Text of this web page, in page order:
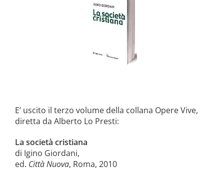
E’ uscito il terzo volume della collana Opere Vive,
diretta da Alberto Lo Presti:
La società cristiana
di Igino Giordani,
ed. Città Nuova, Roma, 2010